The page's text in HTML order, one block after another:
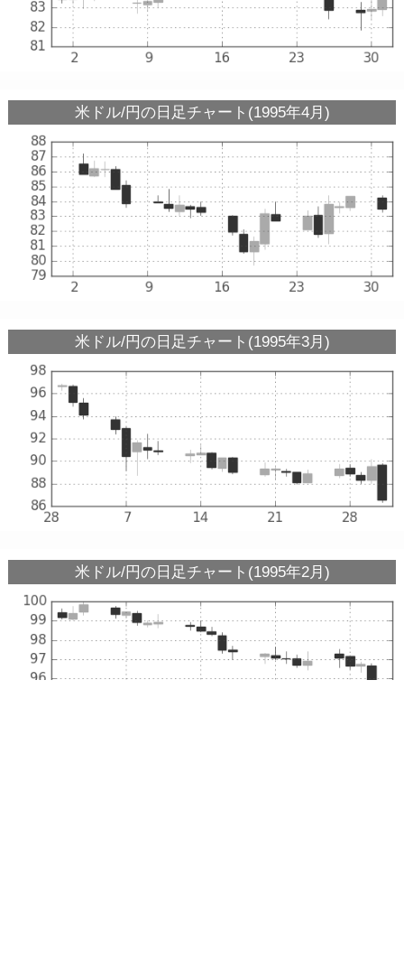
米ドル/円の日足チャート(1995年4月)
米ドル/円の日足チャート(1995年3月)
米ドル/円の日足チャート(1995年2月)